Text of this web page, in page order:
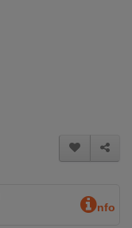
nfo